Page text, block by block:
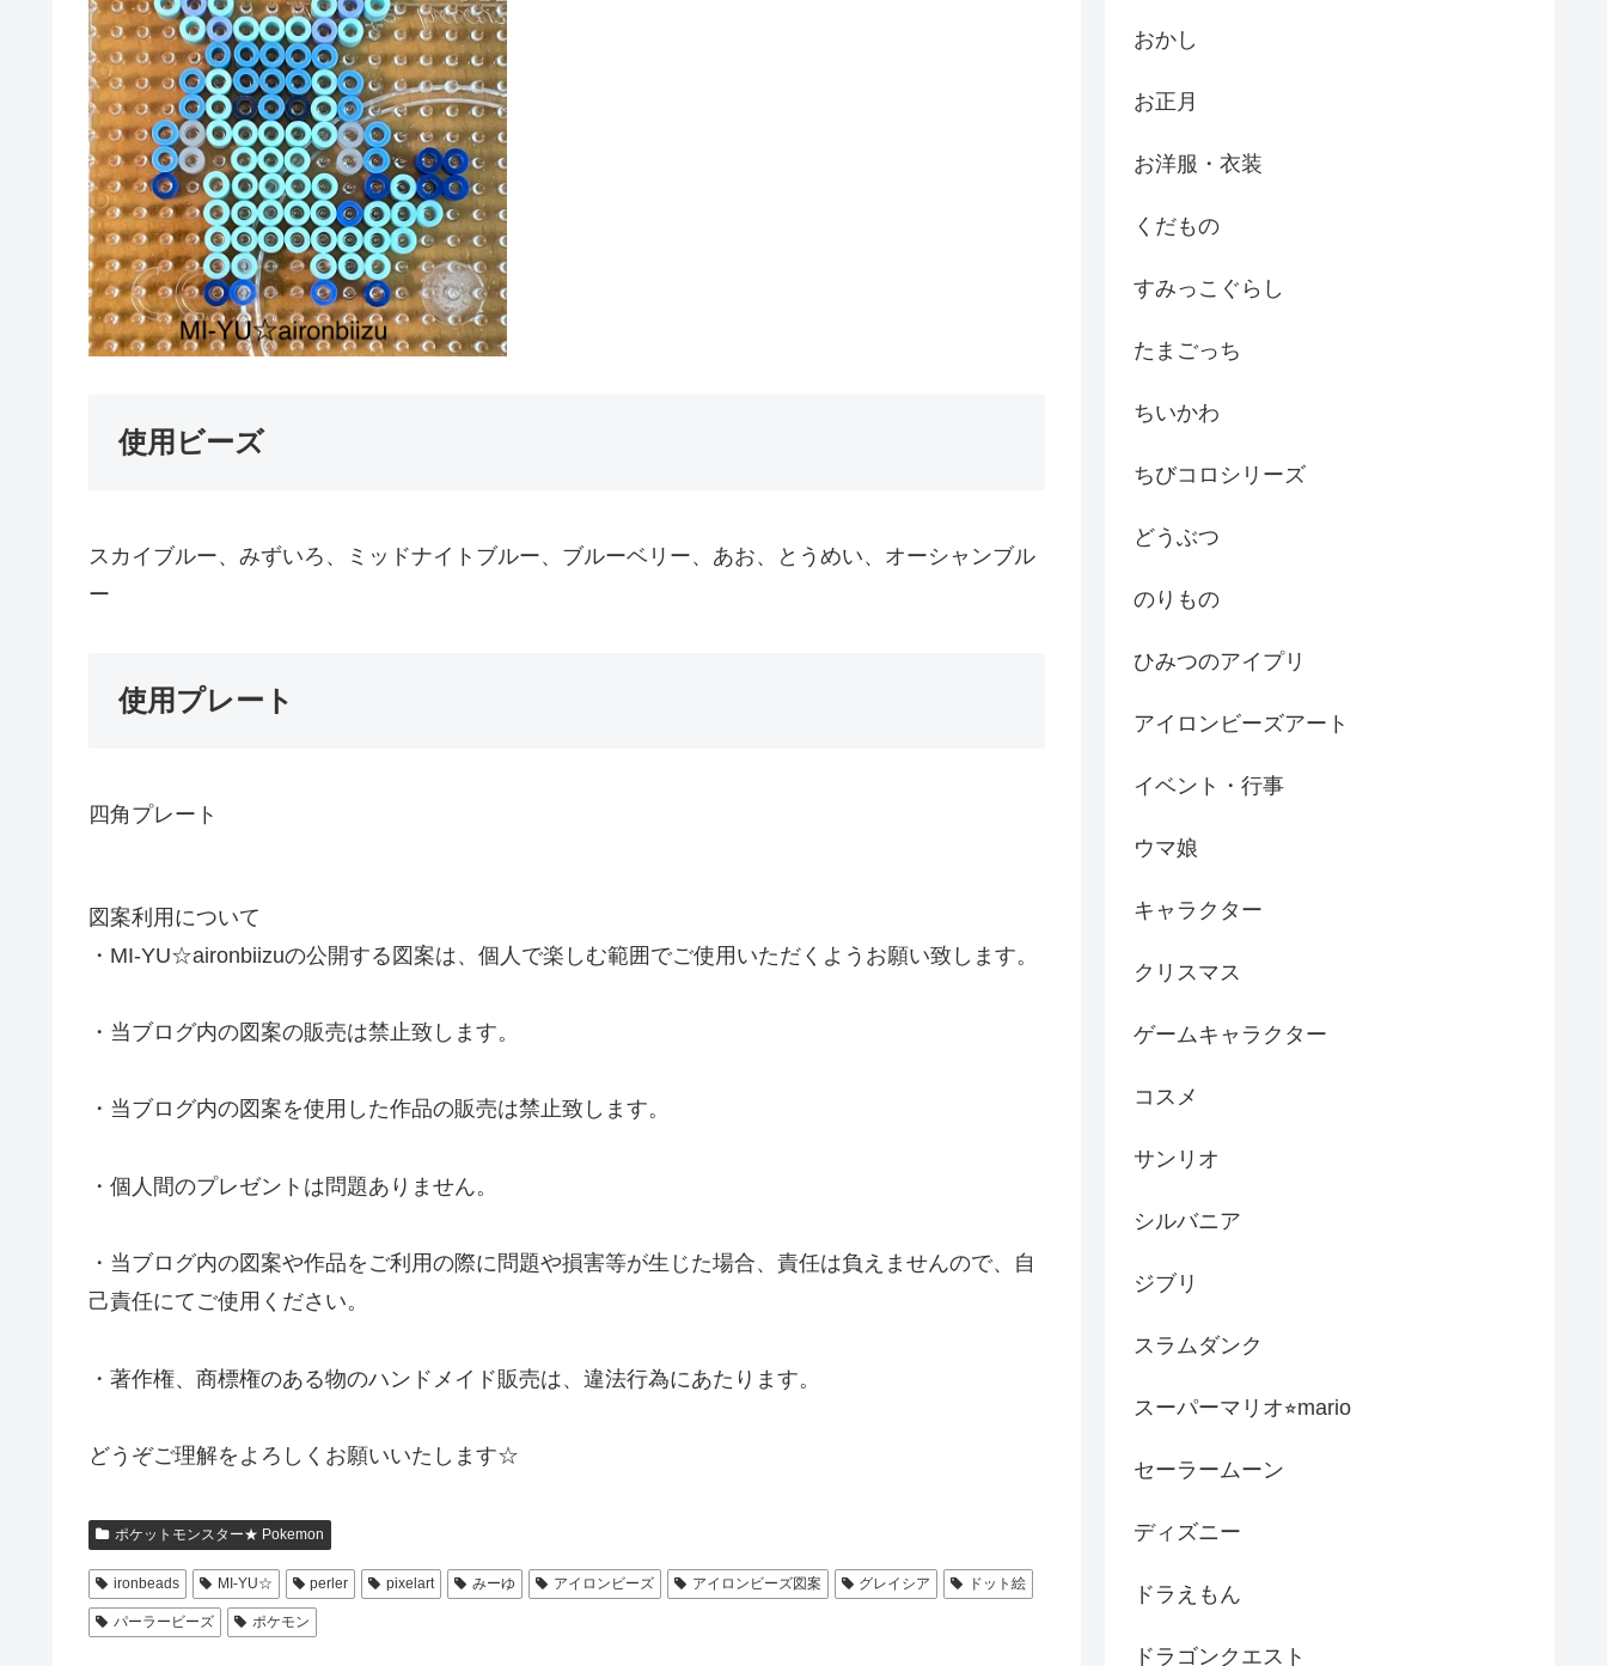
使用ビーズ
スカイブルー、みずいろ、ミッドナイトブルー、ブルーベリー、あお、とうめい、オーシャンブル
ー
使用プレート
四角プレート
図案利用について
・MI-YU☆aironbiizuの公開する図案は、個人で楽しむ範囲でご使用いただくようお願い致します。
・当ブログ内の図案の販売は禁止致します。
・当ブログ内の図案を使用した作品の販売は禁止致します。
・個人間のプレゼントは問題ありません。
・当ブログ内の図案や作品をご利用の際に問題や損害等が生じた場合、責任は負えませんので、自
己責任にてご使用ください。
・著作権、商標権のある物のハンドメイド販売は、違法行為にあたります。
どうぞご理解をよろしくお願いいたします☆
ポケットモンスター★ Pokemon
ironbeads MI-YU☆ perler pixelart みーゆ アイロンビーズ アイロンビーズ図案 グレイシア ドット絵
パーラービーズ ポケモン
おかし
お正月
お洋服・衣装
くだもの
すみっこぐらし
たまごっち
ちいかわ
ちびコロシリーズ
どうぶつ
のりもの
ひみつのアイプリ
アイロンビーズアート
イベント・行事
ウマ娘
キャラクター
クリスマス
ゲームキャラクター
コスメ
サンリオ
シルバニア
ジブリ
スラムダンク
スーパーマリオ⭐︎mario
セーラームーン
ディズニー
ドラえもん
ドラゴンクエスト